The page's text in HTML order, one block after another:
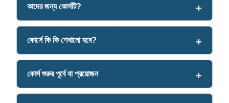
কাদের জন্য কোর্সটি?
কোর্সে কি কি শেখানো হবে?
কোর্স শুরুর পূর্বে যা প্রয়োজন